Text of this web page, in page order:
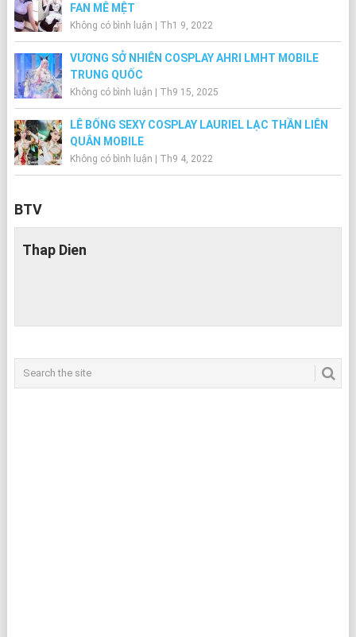
FAN MÊ MỆT
Không có bình luận | Th1 9, 2022
VƯƠNG SỞ NHIÊN COSPLAY AHRI LMHT MOBILE
TRUNG QUỐC
Không có bình luận | Th9 15, 2025
LÊ BỐNG SEXY COSPLAY LAURIEL LẠC THẦN LIÊN
QUÂN MOBILE
Không có bình luận | Th9 4, 2022
BTV
Thap Dien